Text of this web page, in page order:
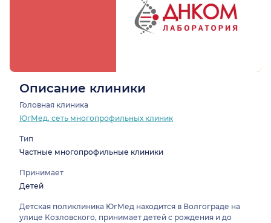
Описание клиники
Головная клиника
ЮгМед, сеть многопрофильных клиник
Тип
Частные многопрофильные клиники
Принимает
Детей
Детская поликлиника ЮгМед находится в Волгограде на
улице Козловского, принимает детей с рождения и до